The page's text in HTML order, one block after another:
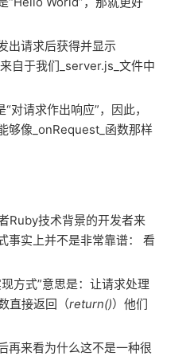
出请求后获得并显示
自于我们_server.js_文件中
对请求作出响应”，因此，
够像_onRequest_函数那样
Ruby技术背景的开发者来
事实上并不是非常靠谱： 看
方式”意思是：让请求处理
直接返回（return()）他们
再来看为什么这不是一种很